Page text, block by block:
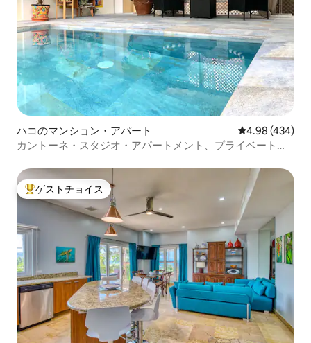
ハコのマンション・アパート レビュー434
4.98 (434)
カントーネ・スタジオ・アパートメント、プライベートプ
大好評のゲストチョイスです。
ゲストチョイス